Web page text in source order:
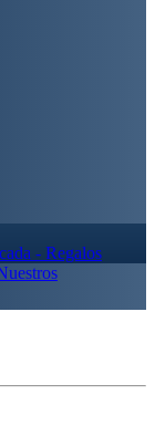
- Regalos